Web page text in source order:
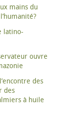
mains du
latino-
ouvre
des
des
à huile